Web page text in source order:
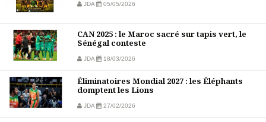
JDA 05/05/2026
CAN 2025 : le Maroc sacré sur tapis vert, le
Sénégal conteste
JDA 18/03/2026
Éliminatoires Mondial 2027 : les Éléphants
domptent les Lions
JDA 27/02/2026